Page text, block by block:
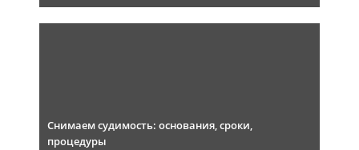
Снимаем судимость: основания, сроки,
процедуры